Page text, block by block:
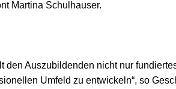
Martina Schulhauser.
den Auszubildenden nicht nur
Umfeld zu entwickeln“, so